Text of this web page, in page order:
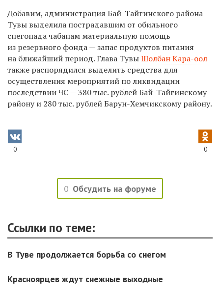
Добавим, администрация Бай-Тайгинского района
Тувы выделила пострадавшим от обильного
снегопада чабанам материальную помощь
из резервного фонда — запас продуктов питания
на ближайший период. Глава Тувы Шолбан Кара-оол
также распорядился выделить средства для
осуществления мероприятий по ликвидации
последствии ЧС — 380 тыс. рублей Бай-Тайгинскому
району и 280 тыс. рублей Барун-Хемчикскому району.
0 0
0 Обсудить на форуме
Ссылки по теме:
В Туве продолжается борьба со снегом
Красноярцев ждут снежные выходные